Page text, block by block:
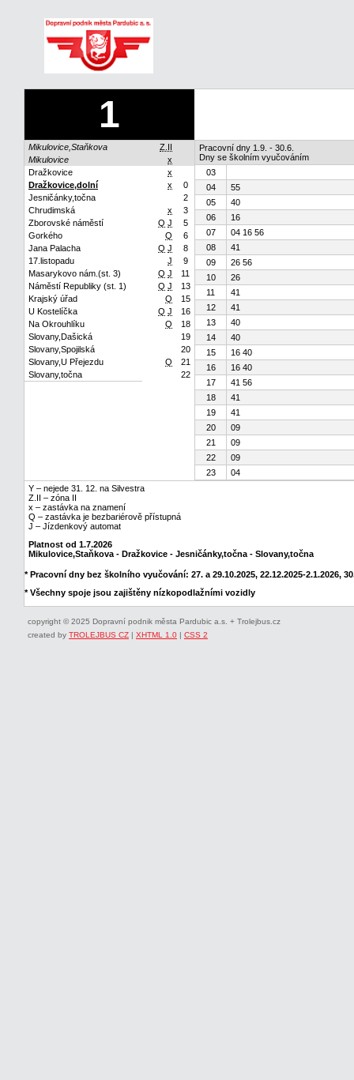
1
Mikulovice,Staňkova
Z.II
Mikulovice
x
Dražkovice
x
Dražkovice,dolní
x
0
Jesničánky,točna
2
Chrudimská
x
3
Zborovské náměstí
Q J
5
Gorkého
Q
6
Jana Palacha
Q J
8
17.listopadu
J
9
Masarykovo nám.(st. 3)
Q J
11
Náměstí Republiky (st. 1)
Q J
13
Krajský úřad
Q
15
U Kostelíčka
Q J
16
Na Okrouhlíku
Q
18
Slovany,Dašická
19
Slovany,Spojilská
20
Slovany,U Přejezdu
Q
21
Slovany,točna
22
Pracovní dny 1.9. - 30.6.
Dny se školním vyučováním
03
04
55
05
40
06
16
07
04 16 56
08
41
09
26 56
10
26
11
41
12
41
13
40
14
40
15
16 40
16
16 40
17
41 56
18
41
19
41
20
09
21
09
22
09
23
04
Y – nejede 31. 12. na Silvestra
Z.II – zóna II
x – zastávka na znamení
Q – zastávka je bezbariérově přístupná
J – Jízdenkový automat
Platnost od 1.7.2026
Mikulovice,Staňkova - Dražkovice - Jesničánky,točna - Slovany,točna
* Pracovní dny bez školního vyučování: 27. a 29.10.2025, 22.12.2025-2.1.2026,
* Všechny spoje jsou zajištěny nízkopodlažními vozidly
copyright © 2025 Dopravní podnik města Pardubic a.s. + Trolejbus.cz
created by TROLEJBUS CZ | XHTML 1.0 | CSS 2